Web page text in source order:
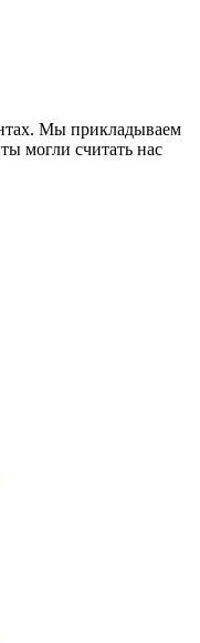
Мы прикладываем
могли считать нас